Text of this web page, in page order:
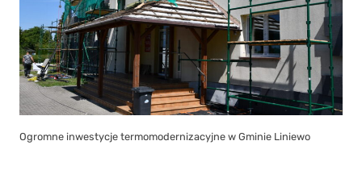
Ogromne inwestycje termomodernizacyjne w Gminie Liniewo